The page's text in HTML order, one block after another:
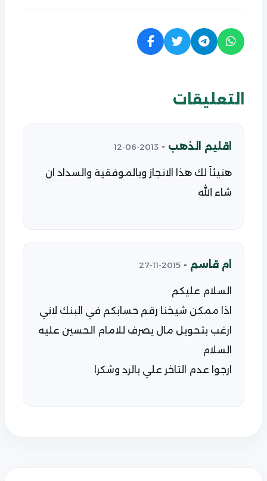
التعليقات
اقليم الذهب -
2013-06-12
هنيئاً لك هذا الانجاز وبالموفقية والسداد ان
شاء الله
ام قاسم -
2015-11-27
السلام عليكم
اذا ممكن شيخنا رقم حسابكم في البنك لاني
ارغب بتحويل مال يصرف للامام الحسين عليه
السلام
ارجوا عدم التاخر علي بالرد وشكرا